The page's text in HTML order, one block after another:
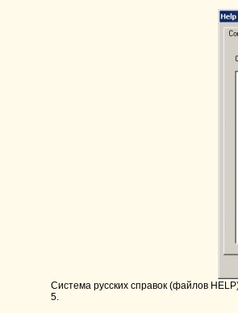
Система русских справок (файлов
5.